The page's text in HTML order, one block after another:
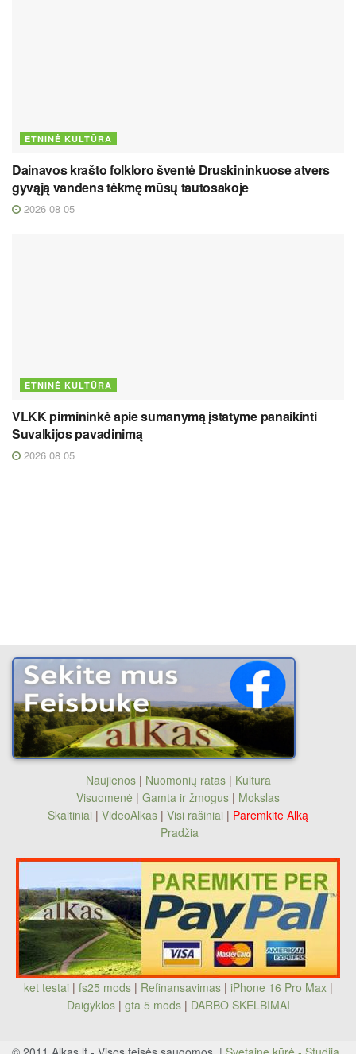
ETNINĖ KULTŪRA
Dainavos krašto folkloro šventė Druskininkuose atvers
gyvąją vandens tėkmę mūsų tautosakoje
2026 08 05
ETNINĖ KULTŪRA
VLKK pirmininkė apie sumanymą įstatyme panaikinti
Suvalkijos pavadinimą
2026 08 05
Naujienos| Nuomonių ratas| Kultūra
Visuomenė | Gamta ir žmogus | Mokslas
Skaitiniai | VideoAlkas | Visi rašiniai | Paremkite Alką
Pradžia
ket testai | fs25 mods| Refinansavimas| iPhone 16 Pro Max|
Daigyklos| gta 5 mods | DARBO SKELBIMAI